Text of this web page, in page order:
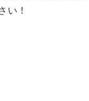
い！